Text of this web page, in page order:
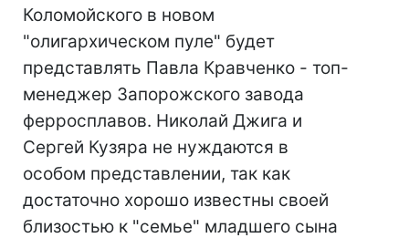
Коломойского в новом
"олигархическом пуле" будет
представлять Павла Кравченко - топ-
менеджер Запорожского завода
ферросплавов. Николай Джига и
Сергей Кузяра не нуждаются в
особом представлении, так как
достаточно хорошо известны своей
близостью к "семье" младшего сына